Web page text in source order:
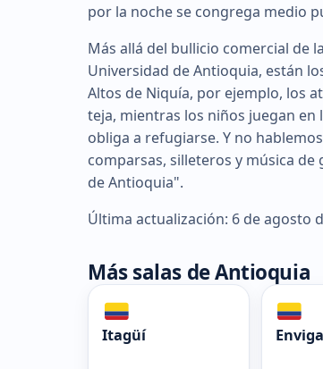
por la noche se congrega medio
Más allá del bullicio comercial de
Universidad de Antioquia, están
Altos de Niquía, por ejemplo, los
teja, mientras los niños juegan
obliga a refugiarse. Y no
comparsas, silleteros y música
de Antioquia".
Última actualización: 6 de agosto
Más salas de Antioquia
Itagüí